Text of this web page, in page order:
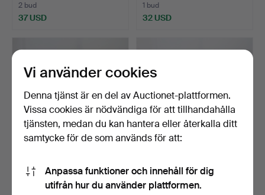
2 bud
37 USD
1 bud
32 USD
BYRÅ, rokokostil, 1900-fal,
välvd form, fa…
Klubbades 26 jun 2026
BYRÅ, Sengustaviansk stil,
1900-tal, mahog…
Klubbades 26 jun 2026
Vi använder cookies
Denna tjänst är en del av Auctionet-plattformen.
Vissa cookies är nödvändiga för att tillhandahålla
tjänsten, medan du kan hantera eller återkalla ditt
samtycke för de som används för att:
Anpassa funktioner och innehåll för dig
utifrån hur du använder plattformen.